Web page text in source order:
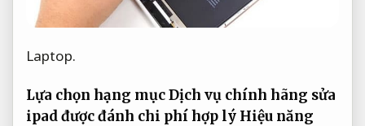
Laptop.
Lựa chọn hạng mục Dịch vụ chính hãng sửa
ipad được đánh chi phí hợp lý Hiệu năng